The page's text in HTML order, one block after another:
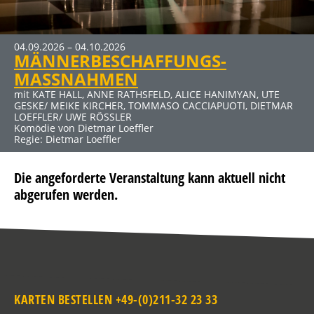
04.09.2026 – 04.10.2026
MÄNNERBESCHAFFUNGS-
MASSNAHMEN
mit KATE HALL, ANNE RATHSFELD, ALICE HANIMYAN, UTE
GESKE/ MEIKE KIRCHER, TOMMASO CACCIAPUOTI, DIETMAR
LOEFFLER/ UWE RÖSSLER
Komödie von Dietmar Loeffler
Regie: Dietmar Loeffler
19.03.2027 – 25.04.2027
DER ABSCHIEDSBRIEF
mit MICHAELA MAY UND SIGMAR SOLBACH
Komödie von Audrey Schebat
30.04.2027 – 06.06.2027
ELTERNABEND
mit DUSTIN SEMMELROGGE, CECILIA MUELLER-STAHL, CLAUS
THULL-EMDEN u. a.
Kein Thriller (Auch wenn der Titel nach Horror klingt) von
Sebastian Fitzek für die Bühne bearbeitet von René
Heinersdorff
MEHR INFOS
Klicken Sie auf den Link für mehr Infos und Buchung
Die angeforderte Veranstaltung kann aktuell nicht
abgerufen werden.
KARTEN BESTELLEN +49-(0)211-32 23 33